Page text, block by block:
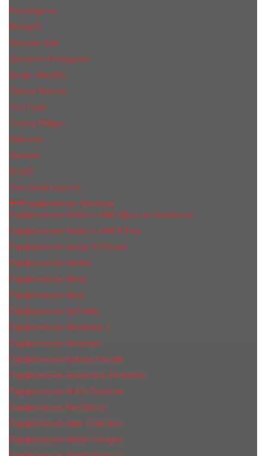
Penhaligon​'s
RicHarD
Salvador Dali
Salvatore Ferragamo
Sergio Tacchini
Tiziana Terenzi
Tom Ford
Tommy Hilfiger
Valentino
Versace
Xerjoff
Yves Saint Laurent
Парфюмерия Премиум
Парфюмерия Made In UAE (Духи из Эмиратов)
Парфюмерия Made In UAE A Plus
Парфюмерия Acqua Di Parma
Парфюмерия Adisha
Парфюмерия Afnan
Парфюмерия Ajmal
Парфюмерия Aj Arabia
Парфюмерия Alexandre J.
Парфюмерия Amouage
Парфюмерия Antonio Maretti
Парфюмерия Arabesque Perfumes
Парфюмерия Ard Al Zaafaran
Парфюмерия ArteOlfatto
Парфюмерия Attar Collection
Парфюмерия Atelier Cologne